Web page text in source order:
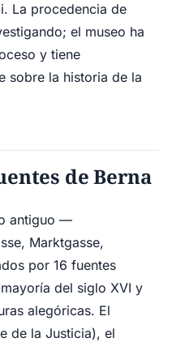
La procedencia de
el museo ha
y tiene
sobre la historia de la
de Berna
antiguo —
Marktgasse,
por 16 fuentes
del siglo XVI y
alegóricas. El
de la Justicia), el